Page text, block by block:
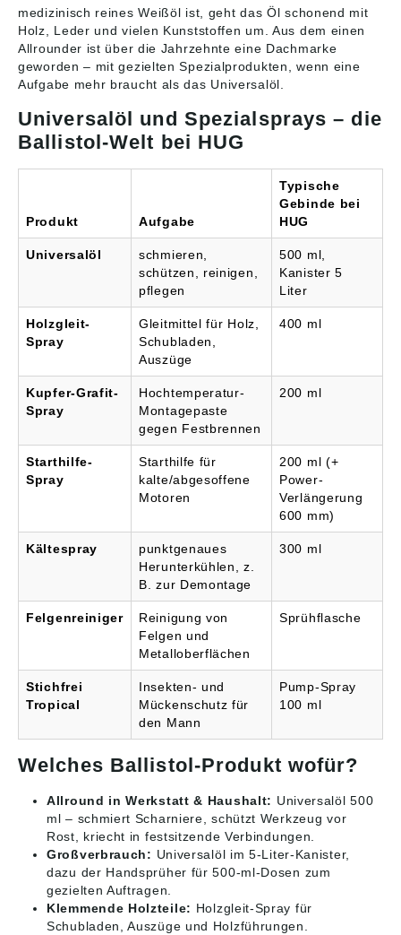
medizinisch reines Weißöl ist, geht das Öl schonend mit
Holz, Leder und vielen Kunststoffen um. Aus dem einen
Allrounder ist über die Jahrzehnte eine Dachmarke
geworden – mit gezielten Spezialprodukten, wenn eine
Aufgabe mehr braucht als das Universalöl.
Universalöl und Spezialsprays – die
Ballistol-Welt bei HUG
Produkt Aufgabe
Typische
Gebinde bei
HUG
Universalöl
schmieren,
schützen, reinigen,
pflegen
500 ml,
Kanister 5
Liter
Holzgleit-
Spray
Gleitmittel für Holz,
Schubladen,
Auszüge
400 ml
Kupfer-Grafit-
Spray
Hochtemperatur-
Montagepaste
gegen Festbrennen
200 ml
Starthilfe-
Spray
Starthilfe für
kalte/abgesoffene
Motoren
200 ml (+
Power-
Verlängerung
600 mm)
Kältespray
punktgenaues
Herunterkühlen, z.
B. zur Demontage
300 ml
Felgenreiniger
Reinigung von
Felgen und
Metalloberflächen
Sprühflasche
Stichfrei
Tropical
Insekten- und
Mückenschutz für
den Mann
Pump-Spray
100 ml
Welches Ballistol-Produkt wofür?
Allround in Werkstatt & Haushalt: Universalöl 500
ml – schmiert Scharniere, schützt Werkzeug vor
Rost, kriecht in festsitzende Verbindungen.
Großverbrauch: Universalöl im 5-Liter-Kanister,
dazu der Handsprüher für 500-ml-Dosen zum
gezielten Auftragen.
Klemmende Holzteile: Holzgleit-Spray für
Schubladen, Auszüge und Holzführungen.